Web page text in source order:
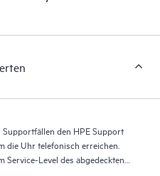
den HPE Tech Care Service
auf einen Blick, welche
Tools können Kunden
sorgfältig
nutzen. HPE Tech Care
den HPE Support
die Uhr telefonisch erreichen.
Service-Level des abgedeckten